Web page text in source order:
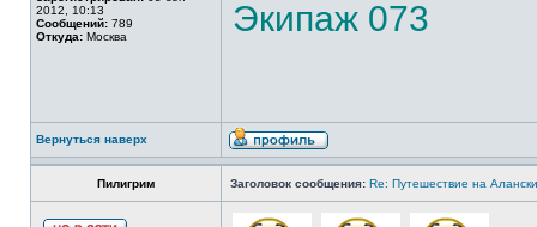
2012, 10:13
Сообщений: 789
Откуда: Москва Экипаж 073
Вернуться наверх
Пилигрим Заголовок сообщения: Re: Путешествие на